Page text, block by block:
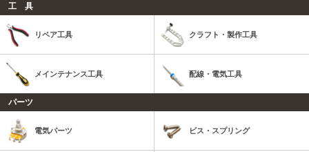
工 具
リペア工具 クラフト・製作工具
メインテナンス工具 配線・電気工具
パーツ
電気パーツ ビス・スプリング